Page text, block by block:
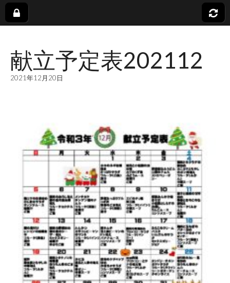
会
法
人
蓬
莱
会
献立予定表202112
2021年12月20日